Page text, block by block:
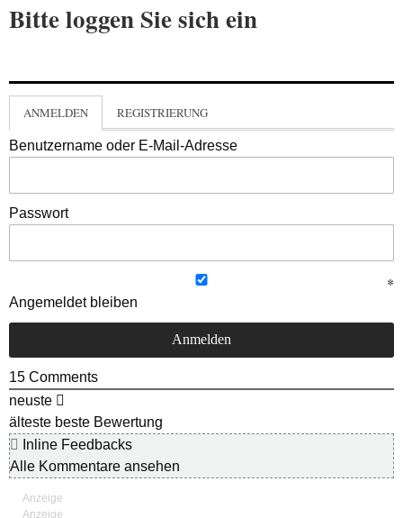
Bitte loggen Sie sich ein
ANMELDEN REGISTRIERUNG
Benutzername oder E-Mail-Adresse
Passwort
Angemeldet bleiben
15 Comments
neuste
älteste beste Bewertung
Inline Feedbacks
Alle Kommentare ansehen